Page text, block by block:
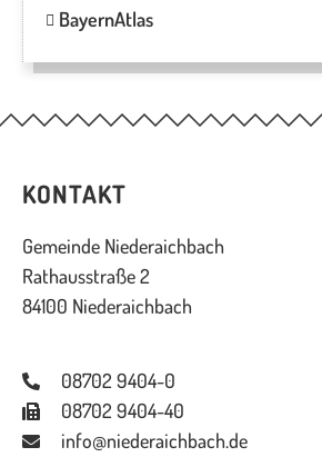
BayernAtlas
KONTAKT
Gemeinde Niederaichbach
Rathausstraße 2
84100 Niederaichbach
08702 9404-0
08702 9404-40
info@niederaichbach.de